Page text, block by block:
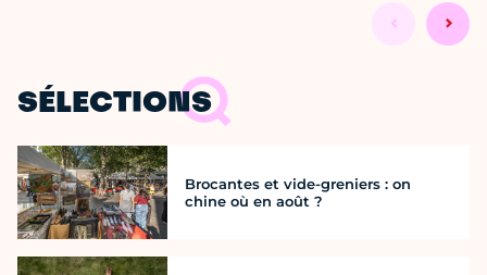
SÉLECTIONS
Brocantes et vide-greniers : on
chine où en août ?